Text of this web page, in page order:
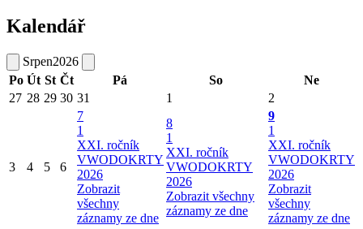
Kalendář
Srpen2026
Po Út St Čt Pá So
Ne
27 28 29 30 31 1 2
3 4 5 6
7
1
XXI. ročník
VWODOKRTY
2026
Zobrazit
všechny
záznamy ze dne
8
1
XXI. ročník
VWODOKRTY
2026
Zobrazit všechny
záznamy ze dne
9
1
XXI. ročník
VWODOKRTY
2026
Zobrazit
všechny
záznamy ze dne